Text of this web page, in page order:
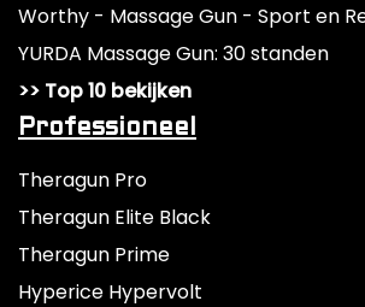
Worthy - Massage Gun - Sport en
YURDA Massage Gun: 30 standen
>> Top 10 bekijken
Professioneel
Theragun Pro
Theragun Elite Black
Theragun Prime
Hyperice Hypervolt